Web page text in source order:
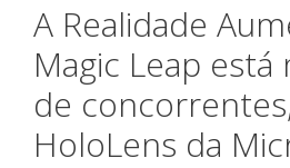
A Realidade
Magic Leap
de
HoloLens da